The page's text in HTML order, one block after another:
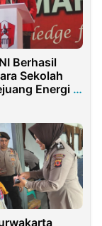
Berhasil
Sekolah
Energi di